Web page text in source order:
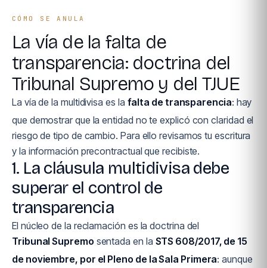
CÓMO SE ANULA
La vía de la falta de
transparencia: doctrina del
Tribunal Supremo y del TJUE
La vía de la multidivisa es la falta de transparencia: hay
que demostrar que la entidad no te explicó con claridad el
riesgo de tipo de cambio. Para ello revisamos tu escritura
y la información precontractual que recibiste.
1. La cláusula multidivisa debe
superar el control de
transparencia
El núcleo de la reclamación es la doctrina del
Tribunal Supremo sentada en la STS 608/2017, de 15
de noviembre, por el Pleno de la Sala Primera: aunque